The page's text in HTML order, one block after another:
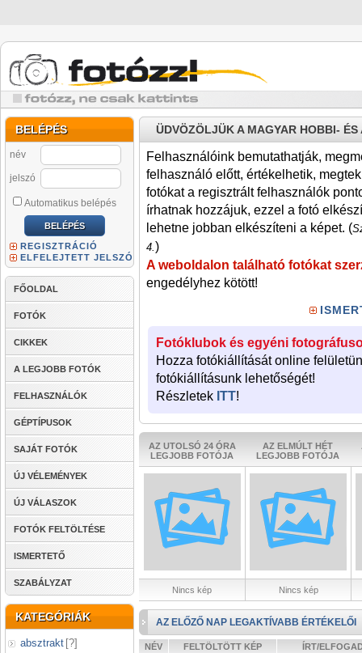
BELÉPÉS
név
jelszó
Automatikus belépés
REGISZTRÁCIÓ
ELFELEJTETT JELSZÓ
FŐOLDAL
FOTÓK
CIKKEK
A LEGJOBB FOTÓK
FELHASZNÁLÓK
GÉPTÍPUSOK
SAJÁT FOTÓK
ÚJ VÉLEMÉNYEK
ÚJ VÁLASZOK
FOTÓK FELTÖLTÉSE
ISMERTETŐ
SZABÁLYZAT
KATEGÓRIÁK
absztrakt [?]
ÜDVÖZÖLJÜK A MAGYAR HOBBI-
Felhasználóink bemutathatják,
felhasználó előtt, értékelhetik,
fotókat a regisztrált felhasználók
írhatnak hozzájuk, ezzel a fotó
lehetne jobban elkészíteni a képet. (
4.)
A weboldalon található fotókat
engedélyhez kötött!
Fotóklubok és egyéni
Hozza fotókiállítását online
fotókiállításunk lehetőségét!
Részletek ITT!
AZ UTOLSÓ 24 ÓRA
LEGJOBB FOTÓJA
AZ ELMÚLT HÉT
LEGJOBB FOTÓJA
Nincs kép Nincs kép
AZ ELŐZŐ NAP LEGAKTÍVABB ÉRTÉKELŐI
NÉV FELTÖLTÖTT KÉP ÍRT/